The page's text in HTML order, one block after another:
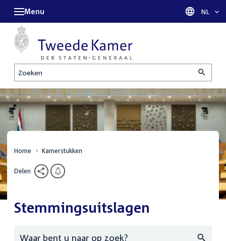
Zoeken
Menu Taal
NL
Home Kamerstukken
Delen
Stemmingsuitslagen
Zoeken